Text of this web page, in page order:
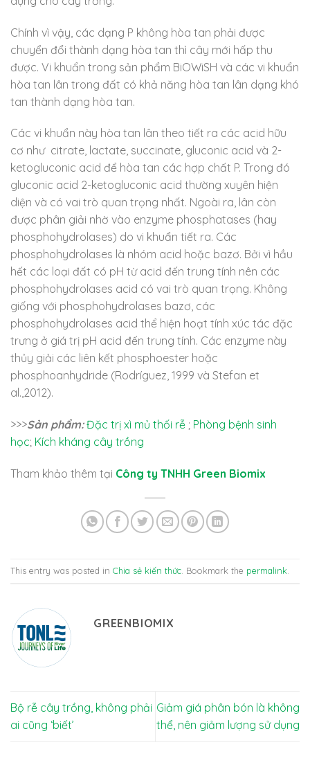
Chính vì vậy, các dạng P không hòa tan phải được
chuyển đổi thành dạng hòa tan thì cây mới hấp thu
được. Vi khuẩn trong sản phẩm BiOWiSH và các vi khuẩn
hòa tan lân trong đất có khả năng hòa tan lân dạng khó
tan thành dạng hòa tan.
Các vi khuẩn này hòa tan lân theo tiết ra các acid hữu
cơ như citrate, lactate, succinate, gluconic acid và 2-
ketogluconic acid để hòa tan các hợp chất P. Trong đó
gluconic acid 2-ketogluconic acid thường xuyên hiện
diện và có vai trò quan trọng nhất. Ngoài ra, lân còn
được phân giải nhờ vào enzyme phosphatases (hay
phosphohydrolases) do vi khuẩn tiết ra. Các
phosphohydrolases là nhóm acid hoặc bazơ. Bởi vì hầu
hết các loại đất có pH từ acid đến trung tính nên các
phosphohydrolases acid có vai trò quan trọng. Không
giống với phosphohydrolases bazơ, các
phosphohydrolases acid thể hiện hoạt tính xúc tác đặc
trưng ở giá trị pH acid đến trung tính. Các enzyme này
thủy giải các liên kết phosphoester hoặc
phosphoanhydride (Rodríguez, 1999 và Stefan et
al.,2012).
>>>Sản phẩm: Đặc trị xì mủ thối rễ ; Phòng bệnh sinh
học; Kích kháng cây trồng
Tham khảo thêm tại Công ty TNHH Green Biomix
This entry was posted in Chia sẻ kiến thức. Bookmark the permalink.
GREENBIOMIX
Bộ rễ cây trồng, không phải
ai cũng ‘biết’
Giảm giá phân bón là không
thể, nên giảm lượng sử dụng